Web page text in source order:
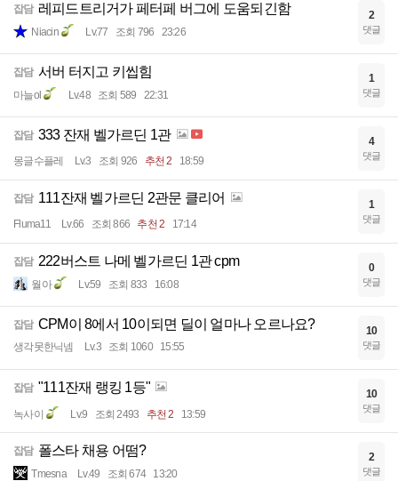
잡담 레피드트리거가 페터페 버그에 도움되긴함
Niacin Lv.77 조회 796 23:26
2
댓글
잡담 서버 터지고 키씹힘
마늘ol Lv.48 조회 589 22:31
1
댓글
잡담 333 잔재 벨가르딘 1관
몽글수플레 Lv.3 조회 926 추천 2 18:59
4
댓글
잡담 111잔재 벨가르딘 2관문 클리어
Fluma11 Lv.66 조회 866 추천 2 17:14
1
댓글
잡담 222버스트 나메 벨가르딘 1관 cpm
월아 Lv.59 조회 833 16:08
0
댓글
잡담 CPM이 8에서 10이되면 딜이 얼마나 오르나요?
생각못한닉넴 Lv.3 조회 1060 15:55
10
댓글
잡담 "111잔재 랭킹 1등"
녹사이 Lv.9 조회 2493 추천 2 13:59
10
댓글
잡담 폴스타 채용 어떰?
Tmesna Lv.49 조회 674 13:20
2
댓글